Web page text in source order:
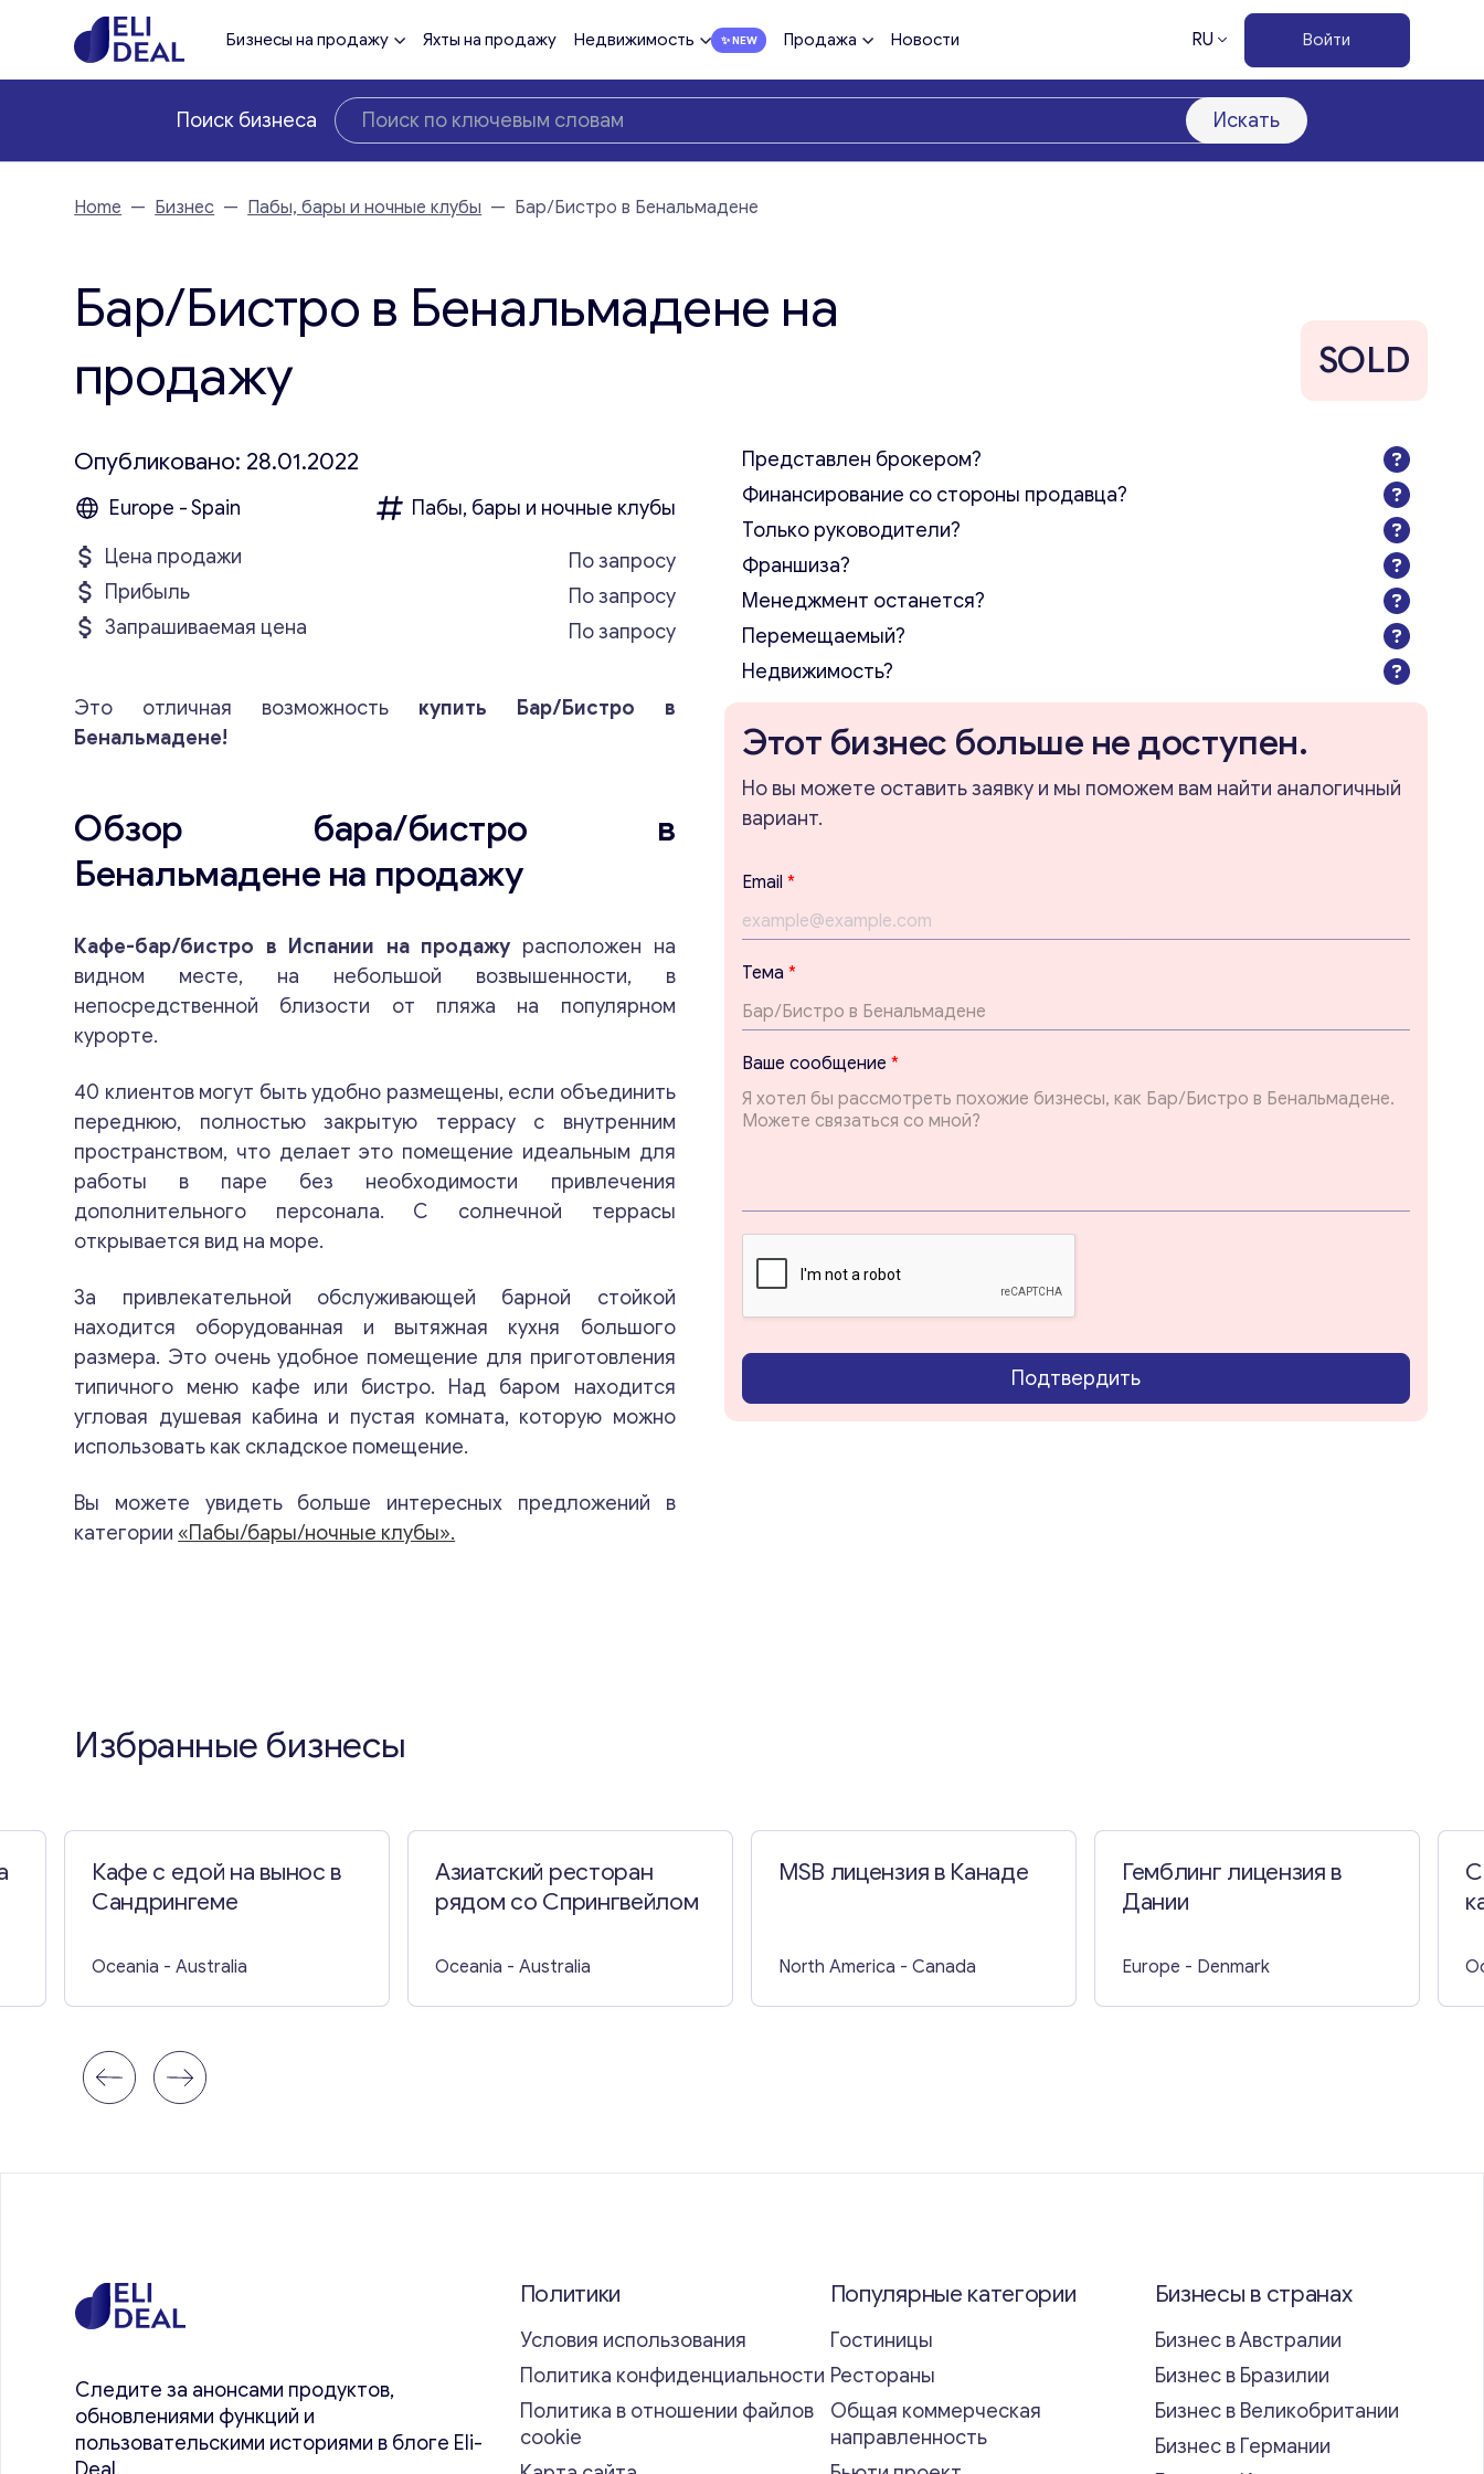
Бизнесы на продажу Яхты на продажу Недвижимость Продажа Новости RU Войти
Поиск бизнеса Искать
Консультация
ближайшее время.
Email*
Ваши комментарии*
Home — Бизнес — Пабы, бары и ночные клубы — Бар/Бистро в Бенальмадене
Бар/Бистро в Бенальмадене на
продажу
SOLD
Опубликовано: 28.01.2022
Europe - Spain
Пабы, бары и ночные клубы
Цена продажи
По запросу
Прибыль
По запросу
Запрашиваемая цена
По запросу
Это отличная возможностькупить Бар/Бистро в
Бенальмадене!
Обзор бара/бистро в
Бенальмадене на продажу
Кафе-бар/бистро в Испании на продажу расположен на
видном месте, на небольшой возвышенности, в
непосредственной близости от пляжа на популярном
курорте.
40 клиентов могут быть удобно размещены, если объединить
переднюю, полностью закрытую террасу с внутренним
пространством, что делает это помещение идеальным для
работы в паре без необходимости привлечения
дополнительного персонала. С солнечной террасы
открывается вид на море.
За привлекательной обслуживающей барной стойкой
находится оборудованная и вытяжная кухня большого
размера. Это очень удобное помещение для приготовления
типичного меню кафе или бистро. Над баром находится
угловая душевая кабина и пустая комната, которую можно
использовать как складское помещение.
Вы можете увидеть больше интересных предложений в
категории «Пабы/бары/ночные клубы».
Представлен брокером?
Финансирование со стороны продавца?
Только руководители?
Франшиза?
Менеджмент останется?
Перемещаемый?
Недвижимость?
Этот бизнес больше не доступен.
Но вы можете оставить заявку и мы поможем вам найти аналогичный
вариант.
Email *
Тема *
*
Т
е
м
ш
е
Ваше сообщение *
Подтвердить
Избранные бизнесы
Кафе с едой на вынос в
Сандрингеме
Oceania - Australia
Азиатский ресторан
рядом со Спрингвейлом
Oceania - Australia
MSB лицензия в Канаде
North America - Canada
Гемблинг лицензия в
Дании
Europe - Denmark
Следите за анонсами продуктов,
обновлениями функций и
пользовательскими историями в блоге Eli-
Deal.
Политики
Условия использования
Политика конфиденциальности
Политика в отношении файлов
cookie
Популярные категории
Гостиницы
Рестораны
Общая коммерческая
направленность
Бизнесы в странах
Бизнес в Австралии
Бизнес в Бразилии
Бизнес в Великобритании
Бизнес в Германии